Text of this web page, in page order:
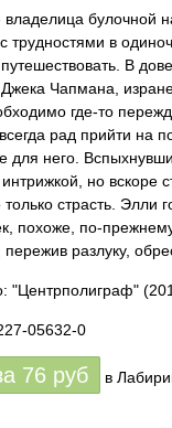
булочной
трудностями в
В
Чапмана,
где-то
рад прийти на
для него.
но вскоре
только страсть. Элли
похоже, по-
разлуку,
"Центрполиграф"
05632-0
76 руб в